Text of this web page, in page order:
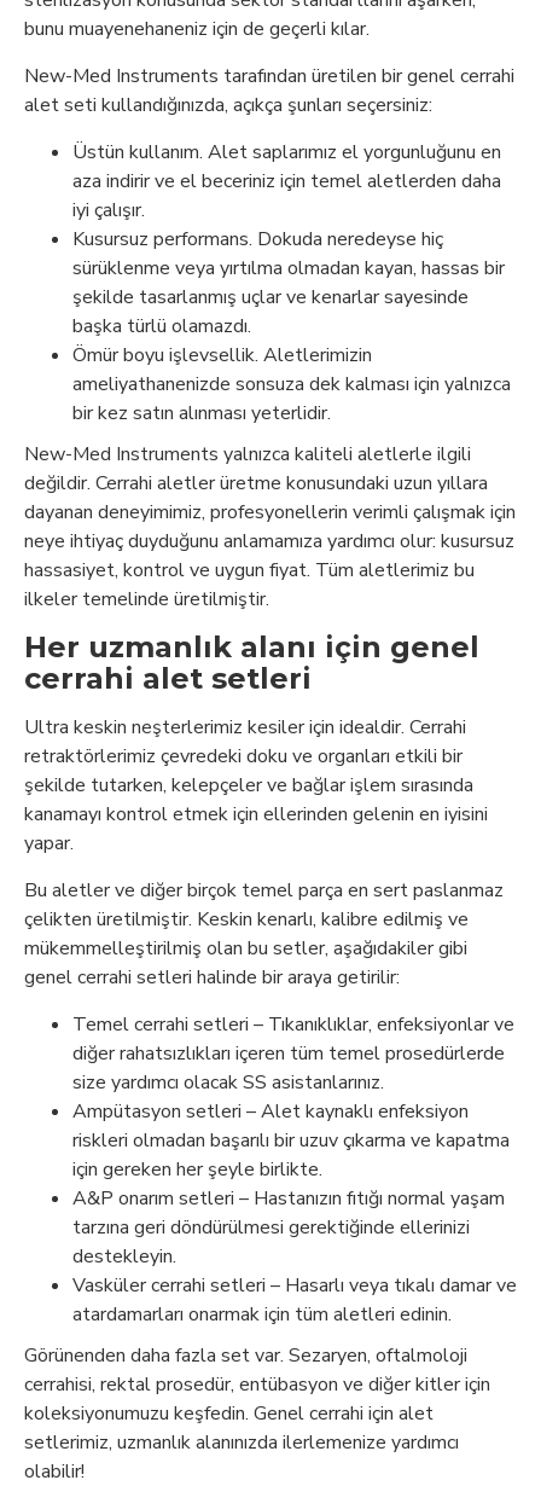
bunu muayenehaneniz için de geçerli kılar.
New-Med Instruments tarafından üretilen bir genel cerrahi
alet seti kullandığınızda, açıkça şunları seçersiniz:
Üstün kullanım. Alet saplarımız el yorgunluğunu en
aza indirir ve el beceriniz için temel aletlerden daha
iyi çalışır.
Kusursuz performans. Dokuda neredeyse hiç
sürüklenme veya yırtılma olmadan kayan, hassas bir
şekilde tasarlanmış uçlar ve kenarlar sayesinde
başka türlü olamazdı.
Ömür boyu işlevsellik. Aletlerimizin
ameliyathanenizde sonsuza dek kalması için yalnızca
bir kez satın alınması yeterlidir.
New-Med Instruments yalnızca kaliteli aletlerle ilgili
değildir. Cerrahi aletler üretme konusundaki uzun yıllara
dayanan deneyimimiz, profesyonellerin verimli çalışmak için
neye ihtiyaç duyduğunu anlamamıza yardımcı olur: kusursuz
hassasiyet, kontrol ve uygun fiyat. Tüm aletlerimiz bu
ilkeler temelinde üretilmiştir.
Her uzmanlık alanı için genel
cerrahi alet setleri
Ultra keskin neşterlerimiz kesiler için idealdir. Cerrahi
retraktörlerimiz çevredeki doku ve organları etkili bir
şekilde tutarken, kelepçeler ve bağlar işlem sırasında
kanamayı kontrol etmek için ellerinden gelenin en iyisini
yapar.
Bu aletler ve diğer birçok temel parça en sert paslanmaz
çelikten üretilmiştir. Keskin kenarlı, kalibre edilmiş ve
mükemmelleştirilmiş olan bu setler, aşağıdakiler gibi
genel cerrahi setleri halinde bir araya getirilir:
Temel cerrahi setleri – Tıkanıklıklar, enfeksiyonlar ve
diğer rahatsızlıkları içeren tüm temel prosedürlerde
size yardımcı olacak SS asistanlarınız.
Ampütasyon setleri – Alet kaynaklı enfeksiyon
riskleri olmadan başarılı bir uzuv çıkarma ve kapatma
için gereken her şeyle birlikte.
A&P onarım setleri – Hastanızın fıtığı normal yaşam
tarzına geri döndürülmesi gerektiğinde ellerinizi
destekleyin.
Vasküler cerrahi setleri – Hasarlı veya tıkalı damar ve
atardamarları onarmak için tüm aletleri edinin.
Görünenden daha fazla set var. Sezaryen, oftalmoloji
cerrahisi, rektal prosedür, entübasyon ve diğer kitler için
koleksiyonumuzu keşfedin. Genel cerrahi için alet
setlerimiz, uzmanlık alanınızda ilerlemenize yardımcı
olabilir!